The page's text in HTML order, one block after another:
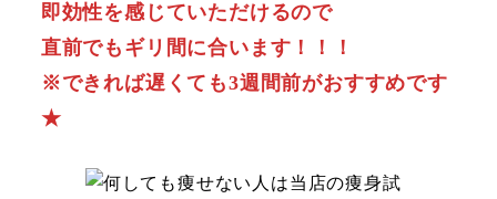
即効性を感じていただけるので
直前でもギリ間に合います！！！
※できれば遅くても3週間前がおすすめです
★